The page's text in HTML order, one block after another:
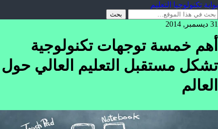
بوابة تكنولوجيا التعليم
31 ديسمبر, 2014
أهم خمسة توجهات تكنولوجية
تشكل مستقبل التعليم العالي حول
العالم